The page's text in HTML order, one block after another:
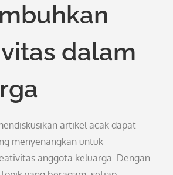
dalam
artikel acak dapat
menyenangkan untuk
anggota keluarga. Dengan